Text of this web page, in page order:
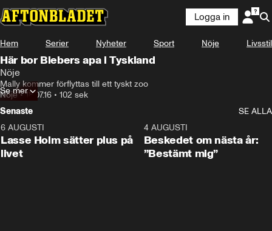
Logga in
Hem Serier Nyheter Sport Nöje Livsstil
Här bor Biebers apa i Tyskland
Nöje
Mally kommer förflyttas till ett tyskt zoo
Nöje•18.07.16 • 102 sek
Se mer
Senaste
SE ALLA
6 AUGUSTI
Lasse Holm sätter plus på
livet
4 AUGUSTI
Beskedet om nästa år:
”Bestämt mig”